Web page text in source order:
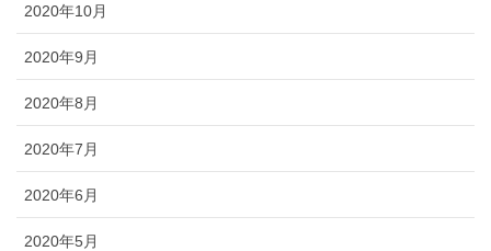
2020年10月
2020年9月
2020年8月
2020年7月
2020年6月
2020年5月